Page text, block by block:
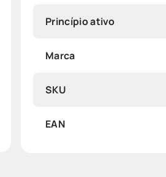
Princípio ativo
Marca
SKU
EAN